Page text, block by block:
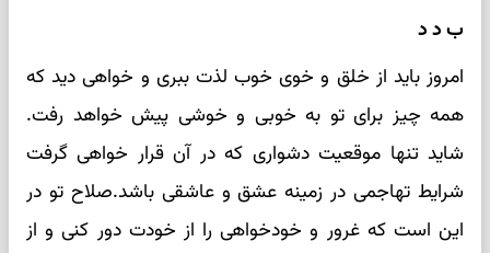
ب د د
امروز باید از خلق و خوی خوب لذت ببری و خواهی دید که
همه چیز برای تو به خوبی و خوشی پیش خواهد رفت.
شاید تنها موقعیت دشواری که در آن قرار خواهی گرفت
شرایط تهاجمی در زمینه عشق و عاشقی باشد.صلاح تو در
این است که غرور و خودخواهی را از خودت دور کنی و از